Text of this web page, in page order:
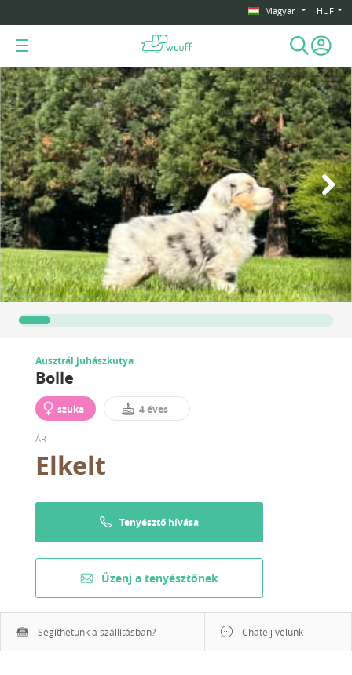
Magyar HUF
Ausztrál juhászkutya
Bolle
szuka 4 éves
ÁR
Elkelt
Tenyésztő hívása
Üzenj a tenyésztőnek
Segíthetünk a szállításban? Chatelj velünk